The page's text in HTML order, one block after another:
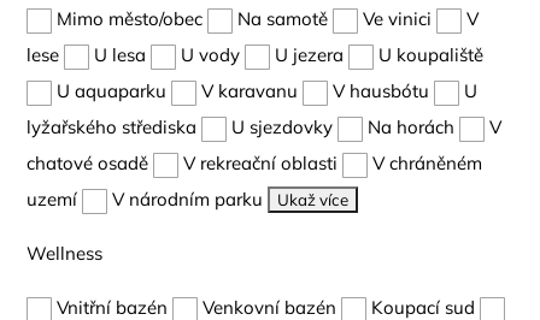
Mimo město/obec
Na samotě Ve vinici
V
lese
U lesa U vody U jezera
U koupaliště
U aquaparku
V karavanu V hausbótu
U
lyžařského střediska
U sjezdovky Na horách
V
chatové osadě
V rekreační oblasti
V chráněném
uzemí
V národním parku Ukaž více
Wellness
Vnitřní bazén Venkovní bazén
Koupací sud